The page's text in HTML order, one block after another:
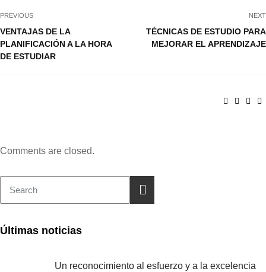
PREVIOUS
VENTAJAS DE LA
PLANIFICACIÓN A LA HORA
DE ESTUDIAR
NEXT
TÉCNICAS DE ESTUDIO PARA
MEJORAR EL APRENDIZAJE
Comments are closed.
Últimas noticias
Un reconocimiento al esfuerzo y a la excelencia